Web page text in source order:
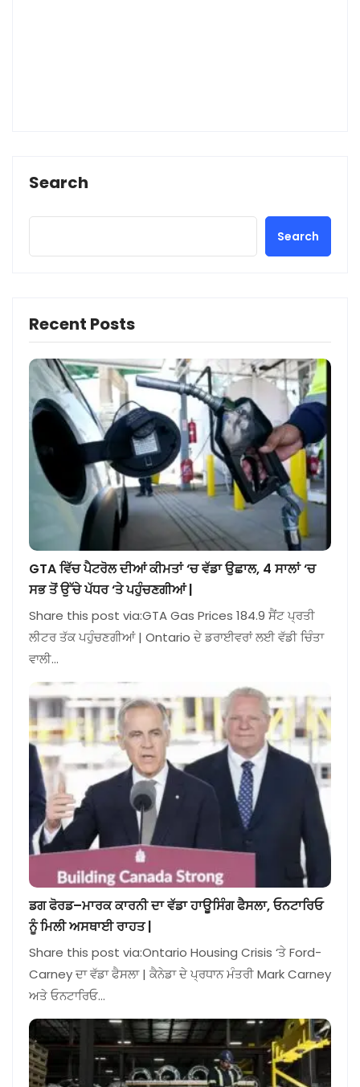
Search
Search
Recent Posts
GTA ਵਿੱਚ ਪੈਟਰੋਲ ਦੀਆਂ ਕੀਮਤਾਂ ‘ਚ ਵੱਡਾ ਉਛਾਲ, 4 ਸਾਲਾਂ ‘ਚ
ਸਭ ਤੋਂ ਉੱਚੇ ਪੱਧਰ ‘ਤੇ ਪਹੁੰਚਣਗੀਆਂ |
Share this post via:GTA Gas Prices 184.9 ਸੈਂਟ ਪ੍ਰਤੀ
ਲੀਟਰ ਤੱਕ ਪਹੁੰਚਣਗੀਆਂ | Ontario ਦੇ ਡਰਾਈਵਰਾਂ ਲਈ ਵੱਡੀ ਚਿੰਤਾ
ਵਾਲੀ…
ਡਗ ਫੋਰਡ–ਮਾਰਕ ਕਾਰਨੀ ਦਾ ਵੱਡਾ ਹਾਊਸਿੰਗ ਫੈਸਲਾ, ਓਨਟਾਰਿਓ
ਨੂੰ ਮਿਲੀ ਅਸਥਾਈ ਰਾਹਤ |
Share this post via:Ontario Housing Crisis ‘ਤੇ Ford-
Carney ਦਾ ਵੱਡਾ ਫੈਸਲਾ | ਕੈਨੇਡਾ ਦੇ ਪ੍ਰਧਾਨ ਮੰਤਰੀ Mark Carney
ਅਤੇ ਓਨਟਾਰਿਓ…